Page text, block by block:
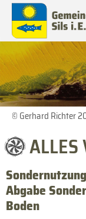
© Gerhard Richter
ALLES
Abgabe
Boden